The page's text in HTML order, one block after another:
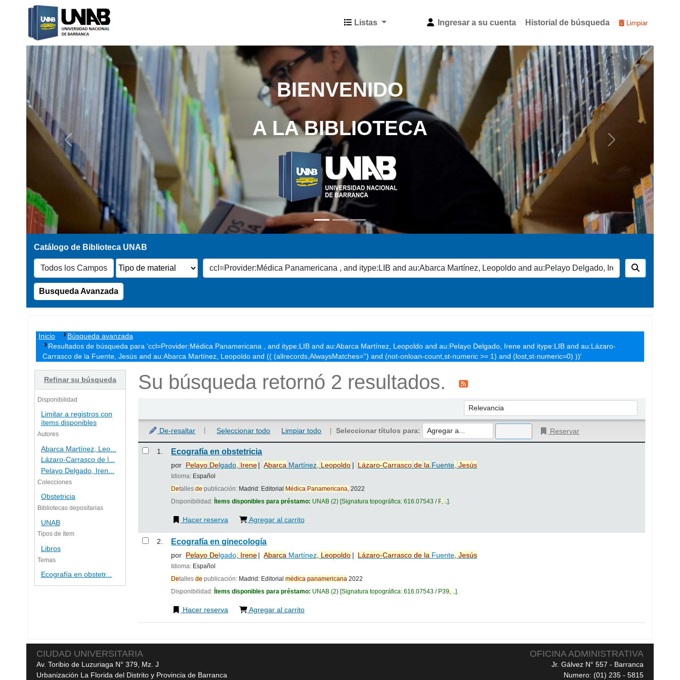
Catalogo Web UNAB
Listas Ingresar a su cuenta Historial de búsqueda Limpiar
BIENVENIDO
A LA BIBLIOTECA
Previous Next
Busqueda Avanzada
Inicio
Búsqueda avanzada
Resultados de búsqueda para 'ccl=Provider:Médica Panamericana , and itype:LIB and au:Abarca Martínez, Leopoldo and au:Pelayo Delgado, Irene and itype:LIB and au:Lázaro-
Carrasco de la Fuente, Jesús and au:Abarca Martínez, Leopoldo and (( (allrecords,AlwaysMatches='') and (not-onloan-count,st-numeric >= 1) and (lost,st-numeric=0) ))'
Refinar su búsqueda
Disponibilidad
Limitar a registros con
ítems disponibles
Autores
Abarca Martínez, Leo...
Lázaro-Carrasco de l...
Pelayo Delgado, Iren...
Colecciones
Obstetricia
Bibliotecas depositarias
UNAB
Tipos de ítem
Libros
Temas
Ecografía en obstetr...
Su búsqueda retornó 2 resultados.
Ordenar por:
De-resaltar Seleccionar todo Limpiar todo Seleccionar títulos para: Reservar
Resultados
1. Ecografía en obstetricia
por Pelayo Delgado, Irene Abarca Martínez Leopoldo Lázaro-Carrasco de la Fuente Jesús
Idioma: Español
Detallesde publicación: Madrid: Editorial Médica Panamericana, 2022
Disponibilidad: Ítems disponibles para préstamo: UNAB (2) Signatura topográfica:616.07543 / P, .. .
Hacer reserva Agregar al carrito
2. Ecografía en ginecología
por Pelayo Delgado, Irene Abarca Martínez Leopoldo Lázaro-Carrasco de la Fuente Jesús
Idioma: Español
Detallesde publicación: Madrid: Editorialmédica panamericana 2022
Disponibilidad: Ítems disponibles para préstamo: UNAB (2) Signatura topográfica:616.07543 / P39, .. .
Hacer reserva Agregar al carrito
CIUDAD UNIVERSITARIA
Av. Toribio de Luzuriaga N° 379, Mz. J
Urbanización La Florida del Distrito y Provincia de Barranca
OFICINA ADMINISTRATIVA
Jr. Gálvez N° 557 - Barranca
Numero: (01) 235 - 5815